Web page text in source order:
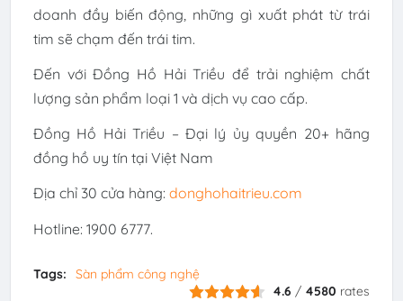
doanh đầy biến động, những gì xuất phát từ trái
tim sẽ chạm đến trái tim.
Đến với Đồng Hồ Hải Triều để trải nghiệm chất
lượng sản phẩm loại 1 và dịch vụ cao cấp.
Đồng Hồ Hải Triều – Đại lý ủy quyền 20+ hãng
đồng hồ uy tín tại Việt Nam
Địa chỉ 30 cửa hàng: donghohaitrieu.com
Hotline: 1900 6777.
Tags:
Sàn phẩm công nghệ
4.6 / 4580 rates